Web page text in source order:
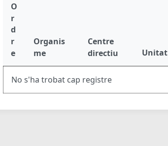
O
r
d
r
e
Organis
me
Centre
directiu
Unitat
No s'ha trobat cap registre